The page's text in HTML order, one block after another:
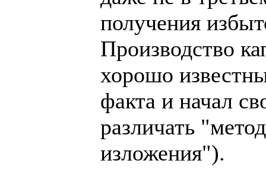
получения
Производство
хорошо
факта и начал
различать
изложения").